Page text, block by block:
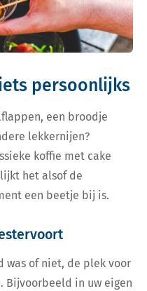
persoonlijks
een broodje
lekkernijen?
koffie met cake
het alsof de
een beetje bij is.
was of niet, de plek voor
Bijvoorbeeld in uw eigen